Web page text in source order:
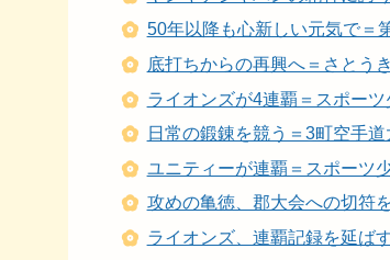
50年以降も心新しい元気で＝
底打ちからの再興へ＝さとう
ライオンズが4連覇＝スポーツ
日常の鍛錬を競う＝3町空手道
ユニティーが連覇＝スポーツ
攻めの亀徳、郡大会への切符
ライオンズ、連覇記録を延ば